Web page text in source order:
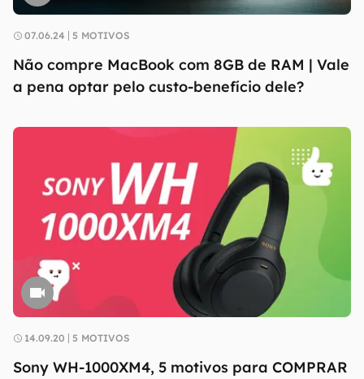
07.06.24 5 MOTIVOS
Não compre MacBook com 8GB de RAM | Vale
a pena optar pelo custo-benefício dele?
14.09.20 5 MOTIVOS
Sony WH-1000XM4, 5 motivos para COMPRAR